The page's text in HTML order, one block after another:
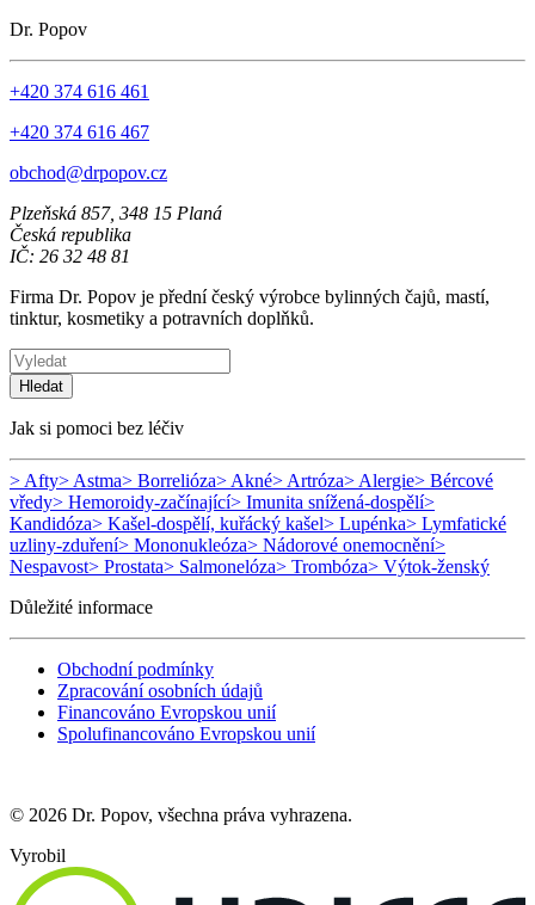
Dr. Popov
+420 374 616 461
+420 374 616 467
obchod@drpopov.cz
Plzeňská 857, 348 15 Planá
Česká republika
IČ: 26 32 48 81
Firma Dr. Popov je přední český výrobce bylinných čajů, mastí,
tinktur, kosmetiky a potravních doplňků.
Hledat
Jak si pomoci bez léčiv
> Afty> Astma> Borrelióza> Akné> Artróza> Alergie> Bércové
vředy> Hemoroidy-začínající> Imunita snížená-dospělí>
Kandidóza> Kašel-dospělí, kuřácký kašel> Lupénka> Lymfatické
uzliny-zduření> Mononukleóza> Nádorové onemocnění>
Nespavost> Prostata> Salmonelóza> Trombóza> Výtok-ženský
Důležité informace
Obchodní podmínky
Zpracování osobních údajů
Financováno Evropskou unií
Spolufinancováno Evropskou unií
© 2026 Dr. Popov, všechna práva vyhrazena.
Vyrobil